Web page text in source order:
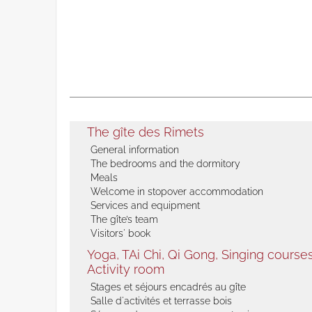
The gîte des Rimets
General information
The bedrooms and the dormitory
Meals
Welcome in stopover accommodation
Services and equipment
The gîte’s team
Visitors' book
Yoga, TAi Chi, Qi Gong, Singing
Activity room
Stages et séjours encadrés au gîte
Salle d'activités et terrasse bois